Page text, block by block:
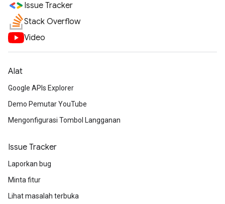
Issue Tracker
Stack Overflow
Video
Alat
Google APIs Explorer
Demo Pemutar YouTube
Mengonfigurasi Tombol Langganan
Issue Tracker
Laporkan bug
Minta fitur
Lihat masalah terbuka